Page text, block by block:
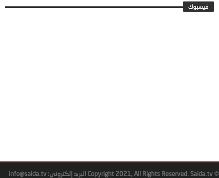
فيسبوك
© Copyright 2021, All Rights Reserved. Saida.tv البريد إلكتروني: info@saida.tv